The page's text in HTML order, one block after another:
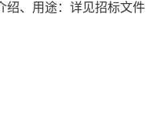
、用途： 详见招标文件